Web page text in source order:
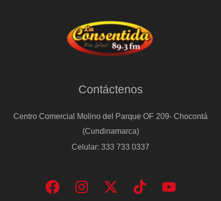
Contáctenos
Centro Comercial Molino del Parque OF 209- Chocontá
(Cundinamarca)
Celular: 333 733 0337